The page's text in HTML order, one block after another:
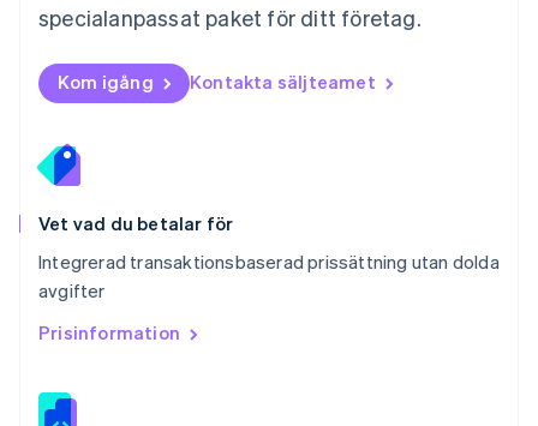
specialanpassat paket för ditt företag.
Kom igång Kontakta säljteamet
Vet vad du betalar för
Integrerad transaktionsbaserad prissättning utan dolda
avgifter
Prisinformation
English
Português English
Rumänien
Schweiz
Deutsch
English简体中文
English
Slovenien
English Italiano
Storbritannien